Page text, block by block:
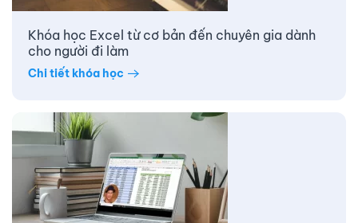
Khóa học Excel từ cơ bản đến chuyên gia dành
cho người đi làm
Chi tiết khóa học